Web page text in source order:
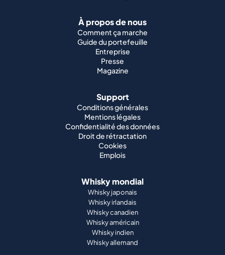
À propos de nous
Comment ça marche
Guide du portefeuille
Entreprise
Presse
Magazine
Support
Conditions générales
Mentions légales
Confidentialité des données
Droit de rétractation
Cookies
Emplois
Whisky mondial
Whisky japonais
Whisky irlandais
Whisky canadien
Whisky américain
Whisky indien
Whisky allemand